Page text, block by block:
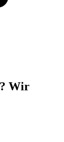
Wir